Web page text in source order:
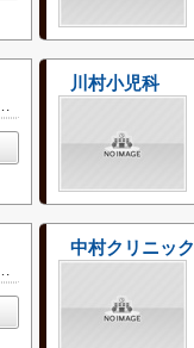
名東区大針１丁目
川村小児科
東区名東本通３丁目
中村クリニック